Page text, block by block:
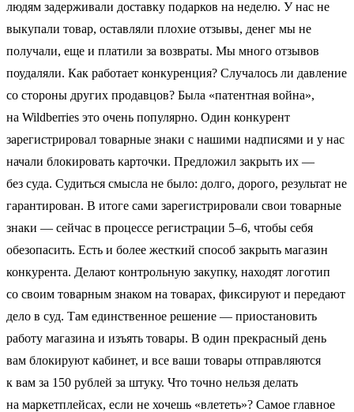
людям задерживали доставку подарков на неделю. У нас не
выкупали товар, оставляли плохие отзывы, денег мы не
получали, еще и платили за возвраты. Мы много отзывов
поудаляли. Как работает конкуренция? Случалось ли давление
со стороны других продавцов? Была «патентная война»,
на Wildberries это очень популярно. Один конкурент
зарегистрировал товарные знаки с нашими надписями и у нас
начали блокировать карточки. Предложил закрыть их —
без суда. Судиться смысла не было: долго, дорого, результат не
гарантирован. В итоге сами зарегистрировали свои товарные
знаки — сейчас в процессе регистрации 5–6, чтобы себя
обезопасить. Есть и более жесткий способ закрыть магазин
конкурента. Делают контрольную закупку, находят логотип
со своим товарным знаком на товарах, фиксируют и передают
дело в суд. Там единственное решение — приостановить
работу магазина и изъять товары. В один прекрасный день
вам блокируют кабинет, и все ваши товары отправляются
к вам за 150 рублей за штуку. Что точно нельзя делать
на маркетплейсах, если не хочешь «влететь»? Самое главное